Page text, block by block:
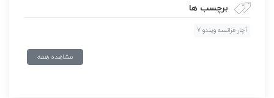
برچسب ها
آچار فرانسه ویندو 7
مشاهده همه